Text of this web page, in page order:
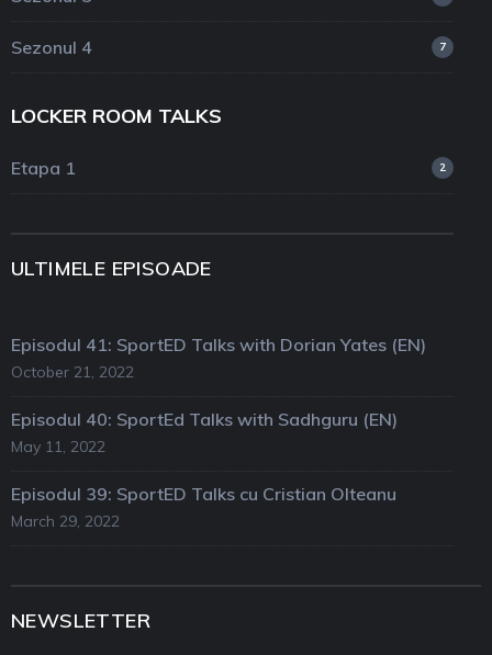
Sezonul 4 7
LOCKER ROOM TALKS
Etapa 1 2
ULTIMELE EPISOADE
Episodul 41: SportED Talks with Dorian Yates (EN)
October 21, 2022
Episodul 40: SportEd Talks with Sadhguru (EN)
May 11, 2022
Episodul 39: SportED Talks cu Cristian Olteanu
March 29, 2022
NEWSLETTER